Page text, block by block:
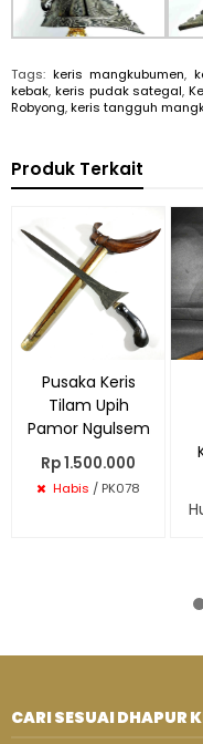
Tags: keris mangkubumen,
kebak, keris pudak sategal,
Robyong,keris tangguh
Produk Terkait
Pusaka Keris
Tilam Upih
Pamor Ngulsem
Rp 1.500.000
Habis / PK078
CARI SESUAI DHAPUR